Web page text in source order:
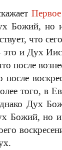
Божий, но
что
и Дух
после
того, в
Дух
Божий, но